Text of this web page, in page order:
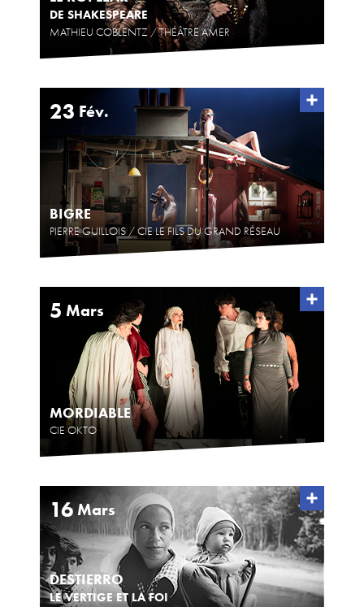
DE SHAKESPEARE
MATHIEU COBLENTZ / THÉÂTRE AMER
23 Fév.
BIGRE
PIERRE GUILLOIS / CIE LE FILS DU GRAND RÉSEAU
5 Mars
MORDIABLE
CIE OKTO
16Mars
DESTIERRO
LE VERTIGE ET LA FOI